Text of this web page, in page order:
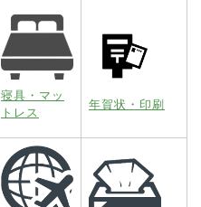
寝具・マッ
トレス
年賀状・印刷